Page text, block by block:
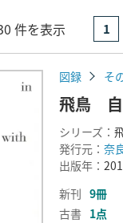
件を表示 1
図録 そ
飛鳥 自
シリーズ：
発行元： 奈
出版年：
新刊 9冊
古書 1点